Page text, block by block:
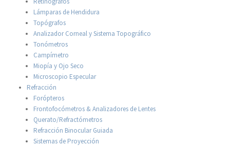
Lámparas de Hendidura
Topógrafos
Analizador Corneal y Sistema Topográfico
Tonómetros
Campímetro
Miopía y Ojo Seco
Microscopio Especular
Refracción
Forópteros
Frontofocómetros & Analizadores de Lentes
Querato/Refractómetros
Refracción Binocular Guiada
Sistemas de Proyección